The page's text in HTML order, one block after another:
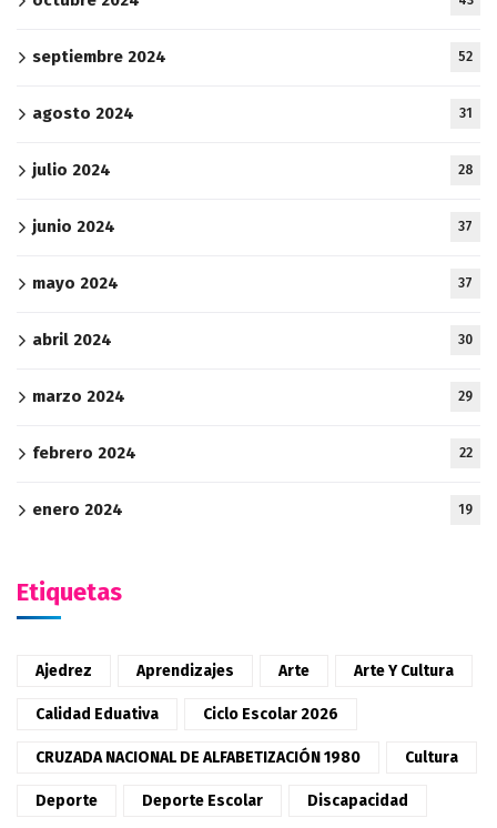
septiembre 2024 52
agosto 2024 31
julio 2024 28
junio 2024 37
mayo 2024 37
abril 2024 30
marzo 2024 29
febrero 2024 22
enero 2024 19
Etiquetas
Ajedrez Aprendizajes Arte Arte Y Cultura
Calidad Eduativa Ciclo Escolar 2026
CRUZADA NACIONAL DE ALFABETIZACIÓN 1980 Cultura
Deporte Deporte Escolar Discapacidad